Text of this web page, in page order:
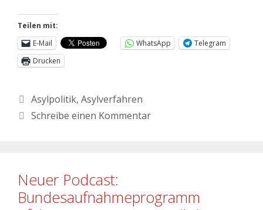
Teilen mit:
E-Mail
WhatsApp
Telegram
Drucken
Asylpolitik, Asylverfahren
Schreibe einen Kommentar
Neuer Podcast:
Bundesaufnahmeprogramm